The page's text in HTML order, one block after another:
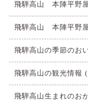
飛騨高山 本陣平野
飛騨高山 本陣平野
飛騨高山の季節のお
飛騨高山の観光情報
飛騨高山生まれのお